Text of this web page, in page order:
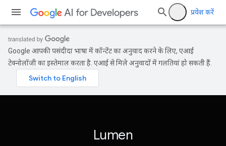
प्रवेश करें
Google आपकी पसंदीदा भाषा में कॉन्टेंट का अनुवाद करने के लिए, एआई
टेक्नोलॉजी का इस्तेमाल करता है. एआई से मिले अनुवादों में गलतियां हो सकती हैं.
Lumen